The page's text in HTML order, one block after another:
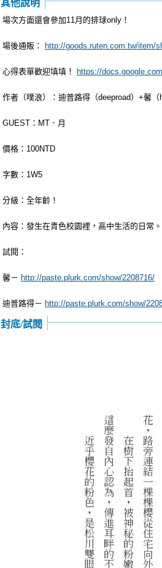
其他說明
場次方面還會參加11月的排球only！
場後通販： http://goods.ruten.com.tw/item/
心得表單歡迎填填！ https://
作者（噗浪）：迪普路得（deeproad）+馨（
GUEST：MT．月
價格：100NTD
字數：1W5
分級：全年齡！
內容：發生在青色校園裡，高中生活的日常
試閱：
馨－ http://paste.plurk.com/show/2208716/
迪普路得－ http://paste.plurk.com/show/
封底/試閱